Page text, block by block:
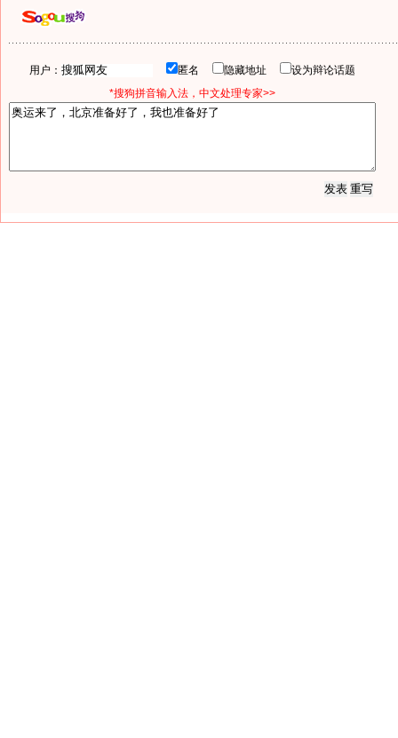
用户： 匿名 隐藏地址
设为辩论话题
*搜狗拼音输入法，中文处理专家>>